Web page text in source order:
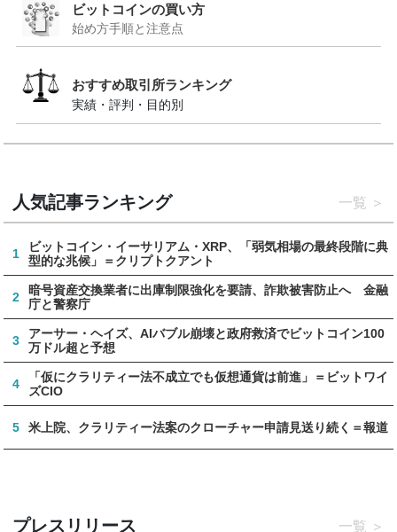
ビットコインの買い方
始め方手順と注意点
おすすめ取引所ランキング
実績・評判・目的別
人気記事ランキング 一覧
1
ビットコイン・イーサリアム・XRP、「弱気相場の最終段階に典
型的な兆候」＝クリプトクアント
2
暗号資産交換業者に出庫制限強化を要請、詐欺被害防止へ 金融
庁と警察庁
3
アーサー・ヘイズ、AIバブル崩壊と政府救済でビットコイン100
万ドル超と予想
4
「仮にクラリティー法不成立でも仮想通貨は前進」＝ビットワイ
ズCIO
5 米上院、クラリティー法案のクローチャー申請見送り続く＝報道
プレスリリース 一覧